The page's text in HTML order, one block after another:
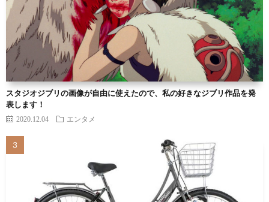
スタジオジブリの画像が自由に使えたので、私の好きなジブリ作品を発
表します！
2020.12.04 エンタメ